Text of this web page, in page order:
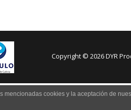
Copyright © 2026 DYR
mencionadas cookies y la aceptación de